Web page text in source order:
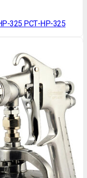
325 РСТ-НР-325